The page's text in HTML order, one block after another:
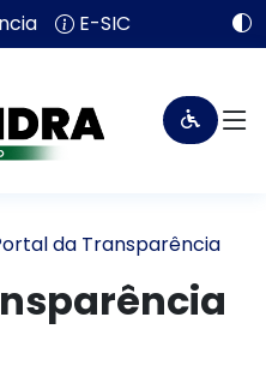
E-SIC
da Transparência